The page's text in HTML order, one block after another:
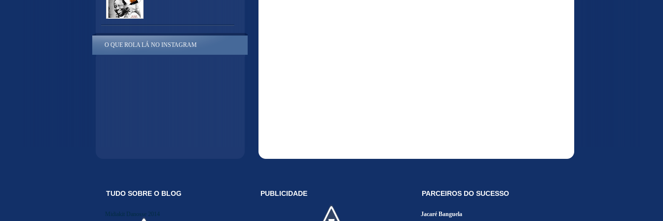
O QUE ROLA LÁ NO INSTAGRAM
TUDO SOBRE O BLOG
Midiakit Danosse 2014
PUBLICIDADE PARCEIROS DO SUCESSO
Jacaré Banguela